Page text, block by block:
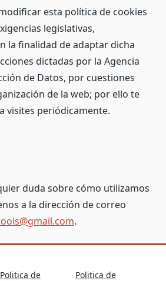
esta política de cookies
legislativas,
la finalidad de adaptar dicha
dictadas por la Agencia
de Datos, por cuestiones
de la web; por ello te
visites periódicamente.
duda sobre cómo utilizamos
a la dirección de correo
.
Politica de Politica de